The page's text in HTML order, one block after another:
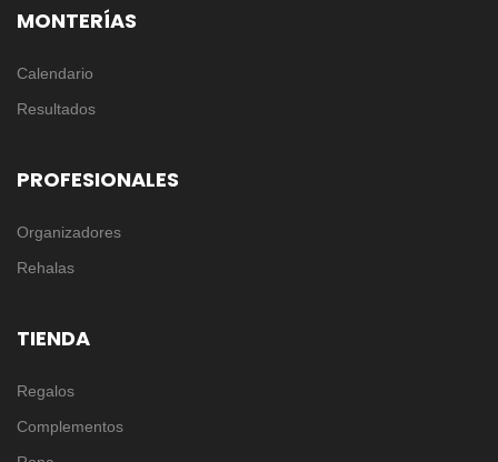
MONTERÍAS
Calendario
Resultados
PROFESIONALES
Organizadores
Rehalas
TIENDA
Regalos
Complementos